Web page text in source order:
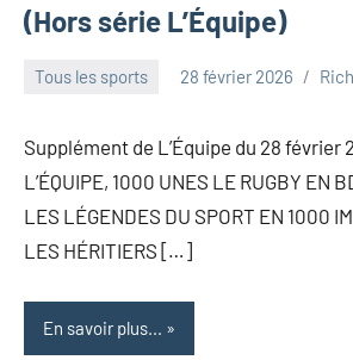
(Hors série L’Équipe)
Tous les sports 28 février 2026
Supplément de L’Équipe du 28 février
L’ÉQUIPE, 1000 UNES LE RUGBY EN
LES LÉGENDES DU SPORT EN 1000
LES HÉRITIERS […]
En savoir plus...